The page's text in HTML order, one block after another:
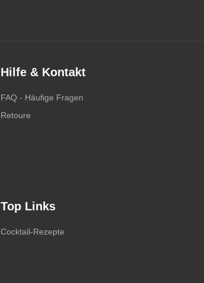
Hilfe & Kontakt
FAQ - Häufige Fragen
Retoure
Top Links
Cocktail-Rezepte